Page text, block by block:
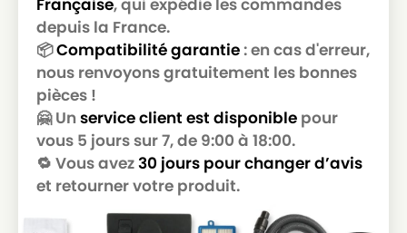
MIELE
MIELE ALLERGY CONTROL S300
MIELE
MIELE ALLERGY CONTROL S400
MIELE
MIELE
MIELE ALLERGY CONTROL S600
MIELE
MIELE ALLERGY HEPA
MIELE
MIELE ALLERGY HEPA 1800
depuis la France.
📦Compatibilité garantie: en cas d'erreur,
nous renvoyons gratuitement les bonnes
pièces !
🤗 Un service client est disponible pour
vous 5 jours sur 7, de 9:00 à 18:00.
🔁 Vous avez30 jours pour changer d’avis
et retourner votre produit.